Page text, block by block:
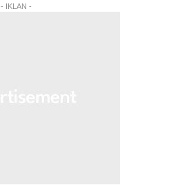
- IKLAN -